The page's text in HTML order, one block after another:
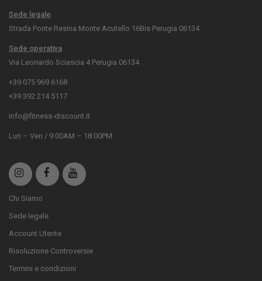
Sede legale
Strada Ponte Resina Monte Acutello 16Bis Perugia 06134
Sede operativa
Via Leonardo Sciascia 4 Perugia 06134
+39 075 969 6168
+39 392 214 5117
info@fitness-discount.it
Lun – Ven / 9:00AM – 18:00PM
Chi Siamo
Sede legale
Account Utente
Risoluzione Controversie
Termini e condizioni